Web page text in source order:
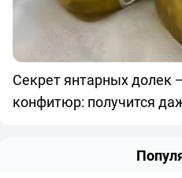
Секрет янтарных долек
конфитюр: получится